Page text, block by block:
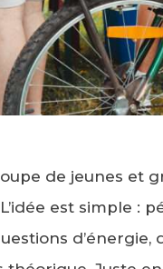
de jeunes et
est simple :